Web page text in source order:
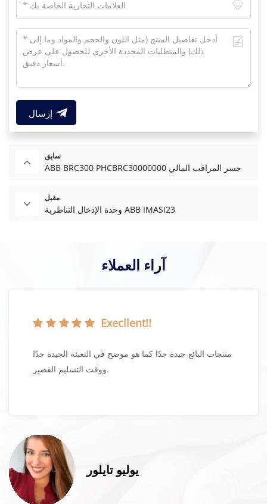
إرسال
سابق
ABB BRC300 PHCBRC30000000 جسر المراقب المالي
مقبل
وحدة الإدخال التناظرية ABB IMASI23
آراء العملاء
Execllent!!
منتجات البائع جيدة جدًا كما هو موضح في التعبئة الجيدة جدًا
ووقت التسليم القصير.
يوليو تايلور